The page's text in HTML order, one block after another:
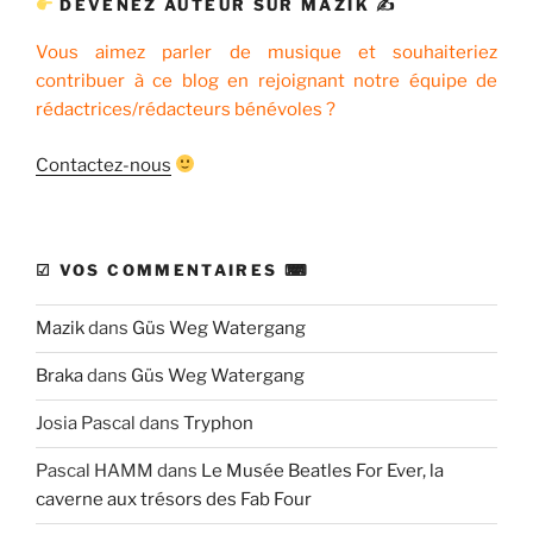
DEVENEZ AUTEUR SUR MAZIK ✍
Vous aimez parler de musique et souhaiteriez
contribuer à ce blog en rejoignant notre équipe de
rédactrices/rédacteurs bénévoles ?
Contactez-nous
☑ VOS COMMENTAIRES ⌨
Mazikdans Güs Weg Watergang
Brakadans Güs Weg Watergang
Josia Pascal dans Tryphon
Pascal HAMM dans Le Musée Beatles For Ever, la
caverne aux trésors des Fab Four